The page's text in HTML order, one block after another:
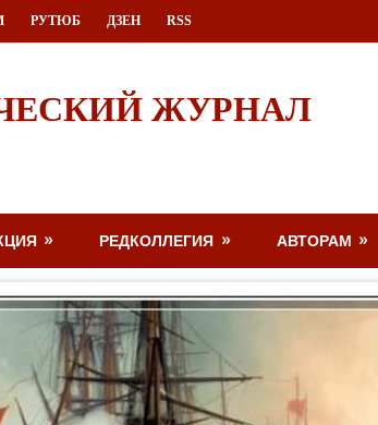
РУТЮБ ДЗЕН RSS
ЖУРНАЛ
РЕДКОЛЛЕГИЯ АВТОРАМ